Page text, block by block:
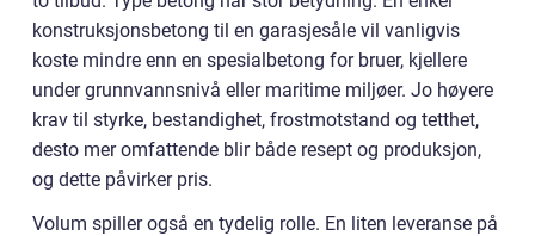
konstruksjonsbetong til en garasjesåle vil vanligvis
koste mindre enn en spesialbetong for bruer, kjellere
under grunnvannsnivå eller maritime miljøer. Jo høyere
krav til styrke, bestandighet, frostmotstand og tetthet,
desto mer omfattende blir både resept og produksjon,
og dette påvirker pris.
Volum spiller også en tydelig rolle. En liten leveranse på